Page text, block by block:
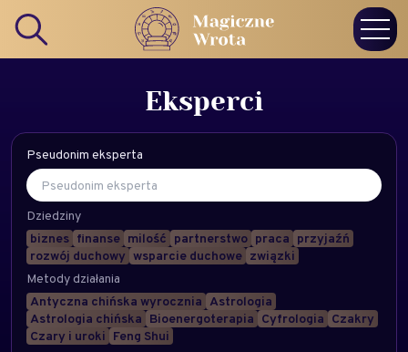
Eksperci
Pseudonim eksperta
Dziedziny
biznes finanse milość partnerstwo praca przyjaźń
rozwój duchowy wsparcie duchowe związki
Metody działania
Antyczna chińska wyrocznia Astrologia
Astrologia chińska Bioenergoterapia Cyfrologia Czakry
Czary i uroki Feng Shui